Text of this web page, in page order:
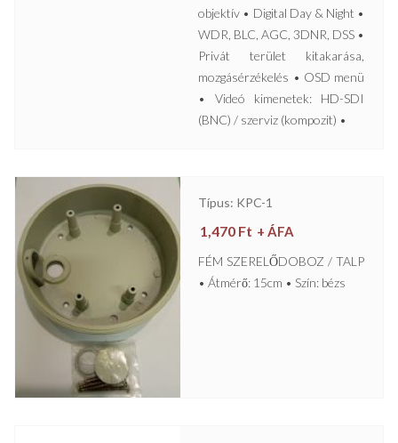
objektív • Digital Day & Night •
WDR, BLC, AGC, 3DNR, DSS •
Privát terület kitakarása,
mozgásérzékelés • OSD menü
• Videó kimenetek: HD-SDI
(BNC) / szerviz (kompozit) •
Típus: KPC-1
1,470 Ft + ÁFA
FÉM SZERELŐDOBOZ / TALP
• Átmérő: 15cm • Szín: bézs